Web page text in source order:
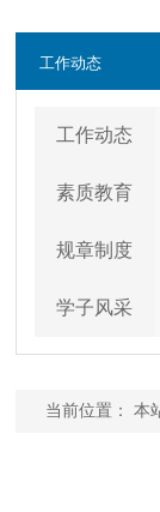
工作动态
工作动态
素质教育
规章制度
学子风采
当前位置： 本